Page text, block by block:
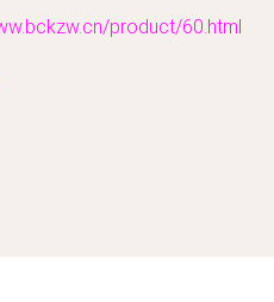
product/60.html